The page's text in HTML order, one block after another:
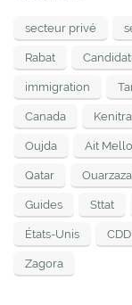
secteur privé
Rabat
immigration
Canada Kenitra
Oujda Ait
Qatar
Guides Sttat
États-Unis CDD
Zagora